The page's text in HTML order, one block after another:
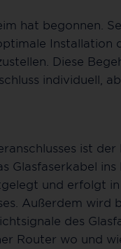
hat begonnen.
Installation
Diese
individuell,
ist
Glasfaserkabel
und erfolgt
Außerdem wird
des
Router wo und